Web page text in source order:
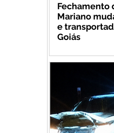
Fechamento
Mariano
e
Goiás